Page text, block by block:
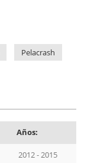
Pelacrash
Años:
2012 - 2015